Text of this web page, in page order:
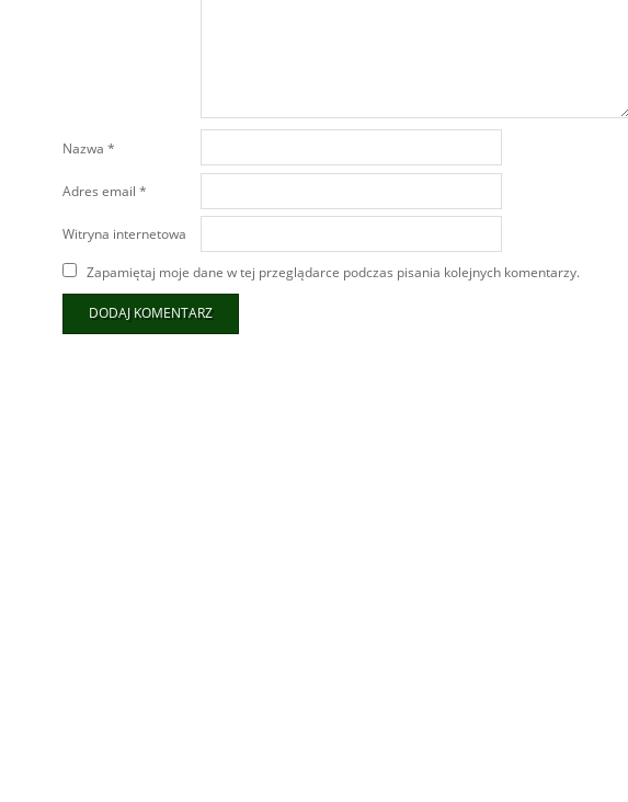
Nazwa *
Adres email *
Witryna internetowa
Zapamiętaj moje dane w tej przeglądarce podczas pisania kolejnych komentarzy.